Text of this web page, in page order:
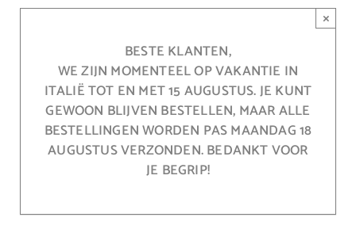
BESTE KLANTEN,
WE ZIJN MOMENTEEL OP VAKANTIE IN
ITALIË TOT EN MET 15 AUGUSTUS. JE KUNT
GEWOON BLIJVEN BESTELLEN, MAAR ALLE
BESTELLINGEN WORDEN PAS MAANDAG 18
AUGUSTUS VERZONDEN. BEDANKT VOOR
JE BEGRIP!
×